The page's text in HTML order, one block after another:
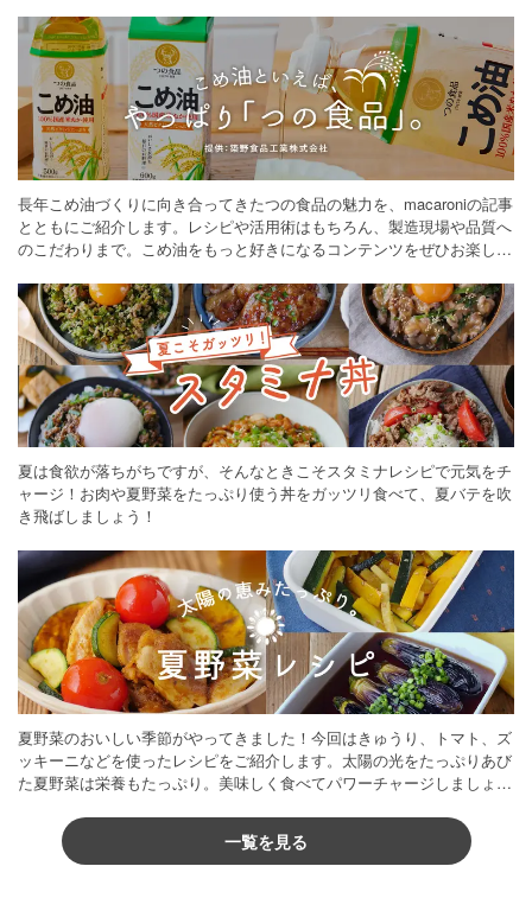
長年こめ油づくりに向き合ってきたつの食品の魅力を、macaroniの記事
とともにご紹介します。レシピや活用術はもちろん、製造現場や品質へ
のこだわりまで。こめ油をもっと好きになるコンテンツをぜひお楽しみ
夏は食欲が落ちがちですが、そんなときこそスタミナレシピで元気をチ
ャージ！お肉や夏野菜をたっぷり使う丼をガッツリ食べて、夏バテを吹
き飛ばしましょう！
夏野菜のおいしい季節がやってきました！今回はきゅうり、トマト、ズ
ッキーニなどを使ったレシピをご紹介します。太陽の光をたっぷりあび
た夏野菜は栄養もたっぷり。美味しく食べてパワーチャージしましょう
一覧を見る